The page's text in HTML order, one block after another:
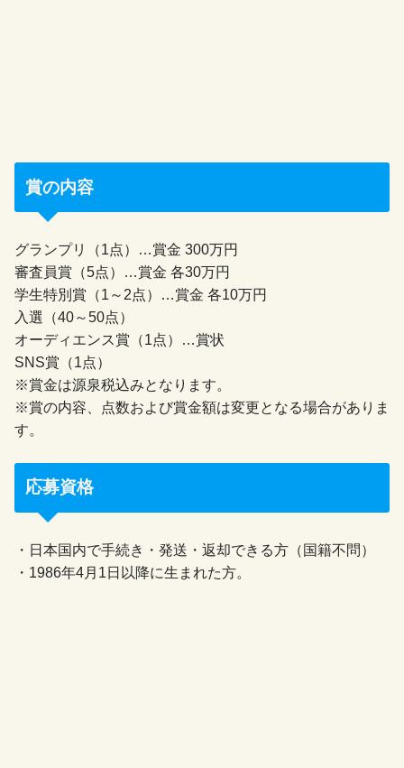
賞の内容
グランプリ（1点）…賞金 300万円
審査員賞（5点）…賞金 各30万円
学生特別賞（1～2点）…賞金 各10万円
入選（40～50点）
オーディエンス賞（1点）…賞状
SNS賞（1点）
※賞金は源泉税込みとなります。
※賞の内容、点数および賞金額は変更となる場合がありま
す。
応募資格
・日本国内で手続き・発送・返却できる方（国籍不問）
・1986年4月1日以降に生まれた方。